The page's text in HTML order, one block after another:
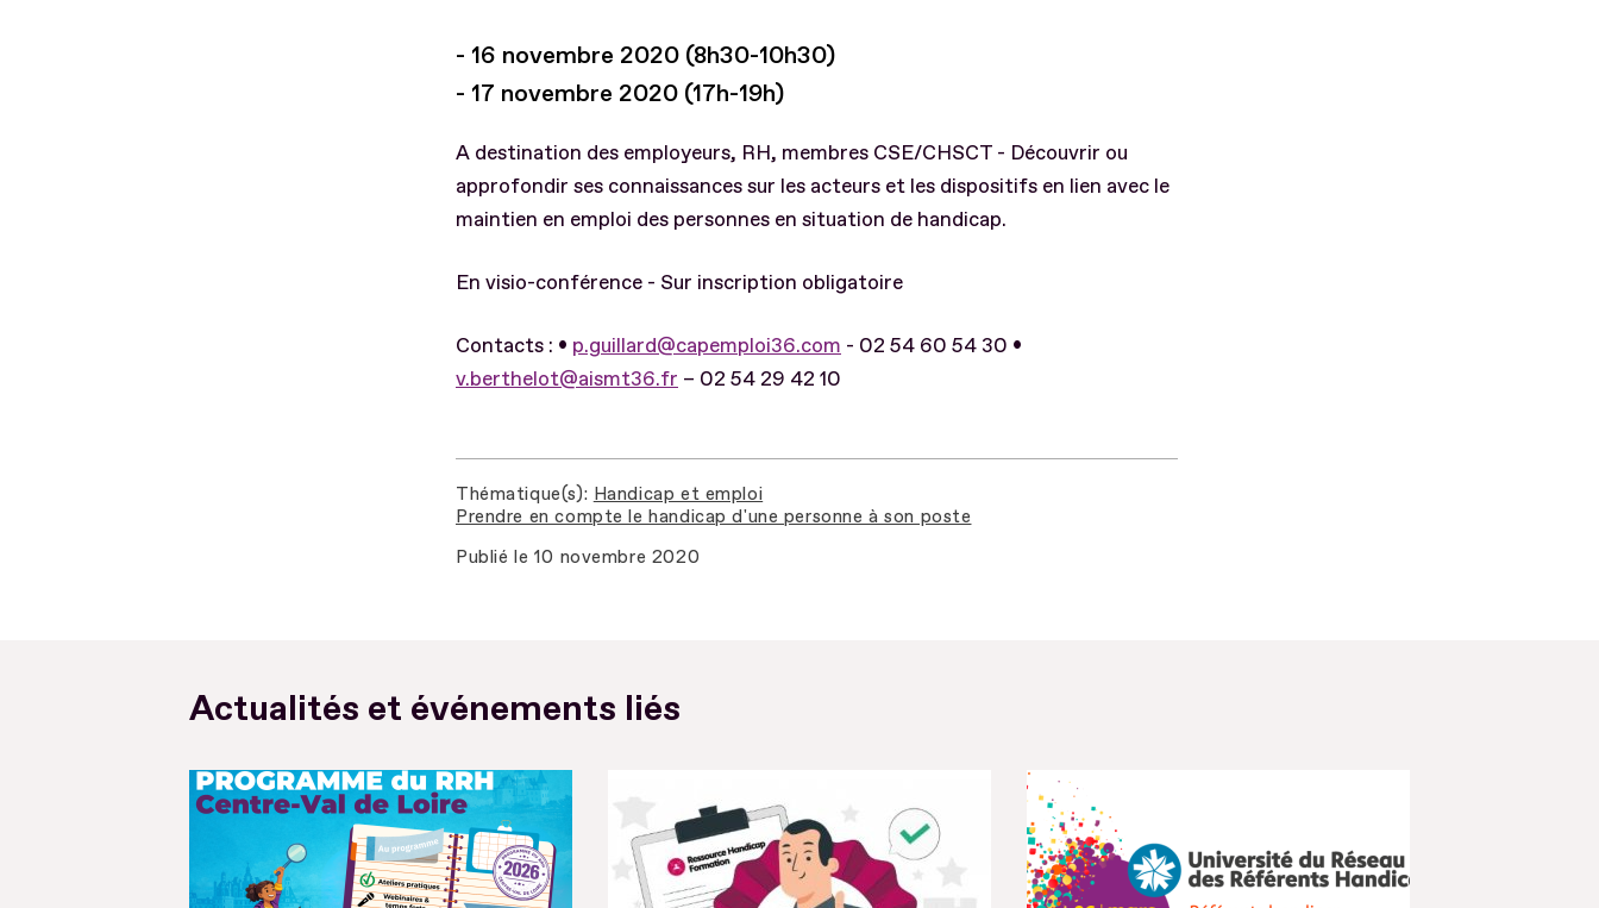
- 16 novembre 2020 (8h30-10h30)
- 17 novembre 2020 (17h-19h)
A destination des employeurs, RH, membres CSE/CHSCT - Découvrir ou
approfondir ses connaissances sur les acteurs et les dispositifs en lien avec le
maintien en emploi des personnes en situation de handicap.
En visio-conférence - Sur inscription obligatoire
Contacts : • p.guillard@capemploi36.com - 02 54 60 54 30 •
v.berthelot@aismt36.fr – 02 54 29 42 10
Thématique(s) Handicap et emploi
Prendre en compte le handicap d'une personne à son poste
Publié le 10 novembre 2020
Actualités et événements liés